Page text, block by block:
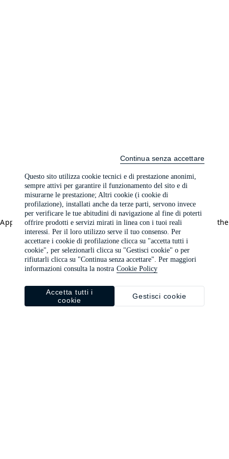
Application error: a client-side exception has occurred (see the
browser console for more information).
Questo sito utilizza cookie tecnici e di prestazione anonimi,
sempre attivi per garantire il funzionamento del sito e di
misurarne le prestazione; Altri cookie (i cookie di
profilazione), installati anche da terze parti, servono invece
per verificare le tue abitudini di navigazione al fine di poterti
offrire prodotti e servizi mirati in linea con i tuoi reali
interessi. Per il loro utilizzo serve il tuo consenso. Per
accettare i cookie di profilazione clicca su "accetta tutti i
cookie", per selezionarli clicca su "Gestisci cookie" o per
rifiutarli clicca su "Continua senza accettare". Per maggiori
informazioni consulta la nostra Cookie Policy
Gestisci cookie
Accetta tutti i
cookie
Continua senza accettare